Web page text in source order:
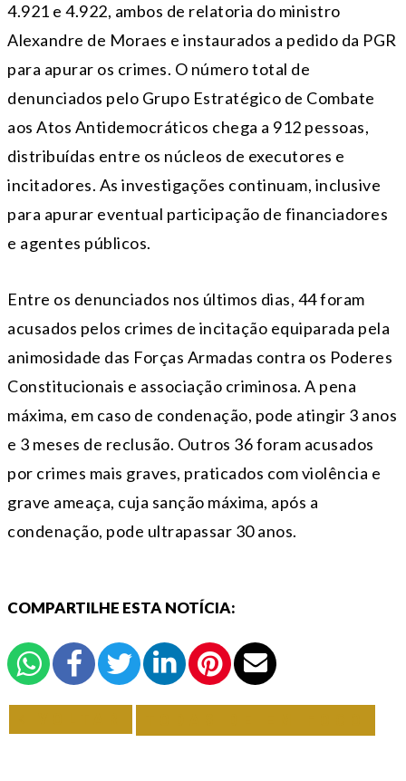
4.921 e 4.922, ambos de relatoria do ministro
Alexandre de Moraes e instaurados a pedido da PGR
para apurar os crimes. O número total de
denunciados pelo Grupo Estratégico de Combate
aos Atos Antidemocráticos chega a 912 pessoas,
distribuídas entre os núcleos de executores e
incitadores. As investigações continuam, inclusive
para apurar eventual participação de financiadores
e agentes públicos.
Entre os denunciados nos últimos dias, 44 foram
acusados pelos crimes de incitação equiparada pela
animosidade das Forças Armadas contra os Poderes
Constitucionais e associação criminosa. A pena
máxima, em caso de condenação, pode atingir 3 anos
e 3 meses de reclusão. Outros 36 foram acusados
por crimes mais graves, praticados com violência e
grave ameaça, cuja sanção máxima, após a
condenação, pode ultrapassar 30 anos.
COMPARTILHE ESTA NOTÍCIA: